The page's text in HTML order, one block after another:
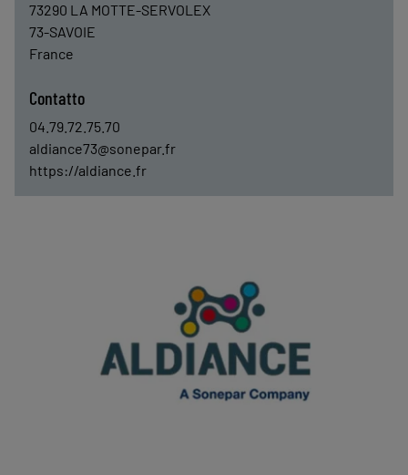
73290 LA MOTTE-SERVOLEX
73-SAVOIE
France
Contatto
04.79.72.75.70
aldiance73@sonepar.fr
https://aldiance.fr